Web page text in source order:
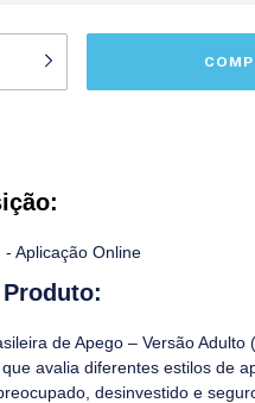
- Aplicação Online
de Apego – Versão Adulto
avalia diferentes estilos de
desinvestido e